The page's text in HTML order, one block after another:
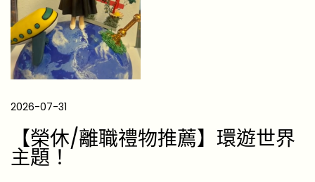
滑
雪
愛
好
心
不
2026-07-31
【榮休/離職禮物推薦】環遊世界
主題！